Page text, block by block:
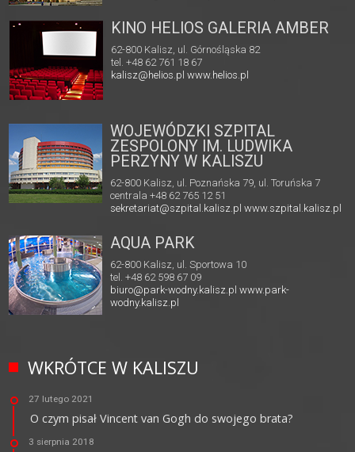
KINO HELIOS GALERIA AMBER
62-800 Kalisz, ul. Górnośląska 82
tel. +48 62 761 18 67
kalisz@helios.pl www.helios.pl
WOJEWÓDZKI SZPITAL
ZESPOLONY IM. LUDWIKA
PERZYNY W KALISZU
62-800 Kalisz, ul. Poznańska 79, ul. Toruńska 7
centrala +48 62 765 12 51
sekretariat@szpital.kalisz.pl www.szpital.kalisz.pl
AQUA PARK
62-800 Kalisz, ul. Sportowa 10
tel. +48 62 598 67 09
biuro@park-wodny.kalisz.pl www.park-
wodny.kalisz.pl
WKRÓTCE W KALISZU
27 lutego 2021
O czym pisał Vincent van Gogh do swojego brata?
3 sierpnia 2018